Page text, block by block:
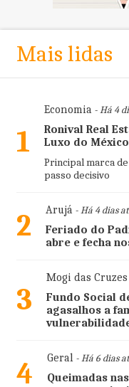
Mais lidas
1
Economia- Há 4
Ronival Real
Luxo do
Principal marca
passo decisivo
2 Arujá- Há 4 dias
Feriado do
abre e fecha
3
Mogi das Cruzes
Fundo Social
agasalhos a
4 Geral- Há 6 dias
Queimadas